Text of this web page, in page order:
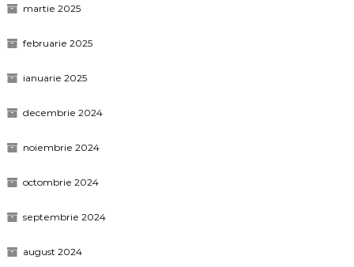
martie 2025
februarie 2025
ianuarie 2025
decembrie 2024
noiembrie 2024
octombrie 2024
septembrie 2024
august 2024